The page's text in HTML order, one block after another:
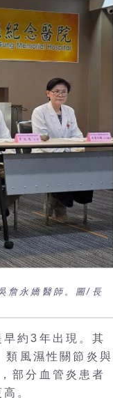
詹永嬌醫師。圖/長
約3年出現。其
風濕性關節炎與
部分血管炎患者
。